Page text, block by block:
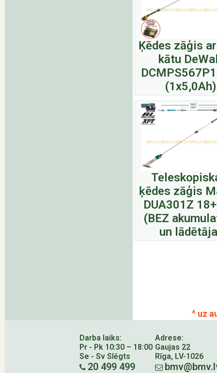
Ķēdes zāģis
kātu
(1x5,0Ah)
ķēdes zāģis
DUA301Z
(BEZ
un
^ uz
Darba laiks:
Pr - Pk 10:30 – 18:00
Se - Sv Slēgts
20 499 499
Adrese:
Gaujas 22
Rīga, LV-1026